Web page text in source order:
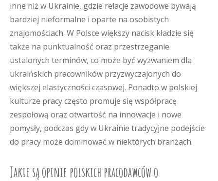
inne niż w Ukrainie, gdzie relacje zawodowe bywają
bardziej nieformalne i oparte na osobistych
znajomościach. W Polsce większy nacisk kładzie się
także na punktualność oraz przestrzeganie
ustalonych terminów, co może być wyzwaniem dla
ukraińskich pracowników przyzwyczajonych do
większej elastyczności czasowej. Ponadto w polskiej
kulturze pracy często promuje się współpracę
zespołową oraz otwartość na innowacje i nowe
pomysły, podczas gdy w Ukrainie tradycyjne podejście
do pracy może dominować w niektórych branżach.
Jakie są opinie polskich pracodawców o